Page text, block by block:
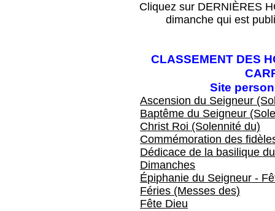
Cliquez sur DERNIÈRES
dimanche qui est
CLASSEMENT DES
Site
Ascension du Seigneur
Baptême du Seigneur
Christ Roi (Solennité du)
Commémoration des
Dédicace de la basilique
Dimanches
Épiphanie du Seigneur -
Féries (Messes des)
Fête Dieu